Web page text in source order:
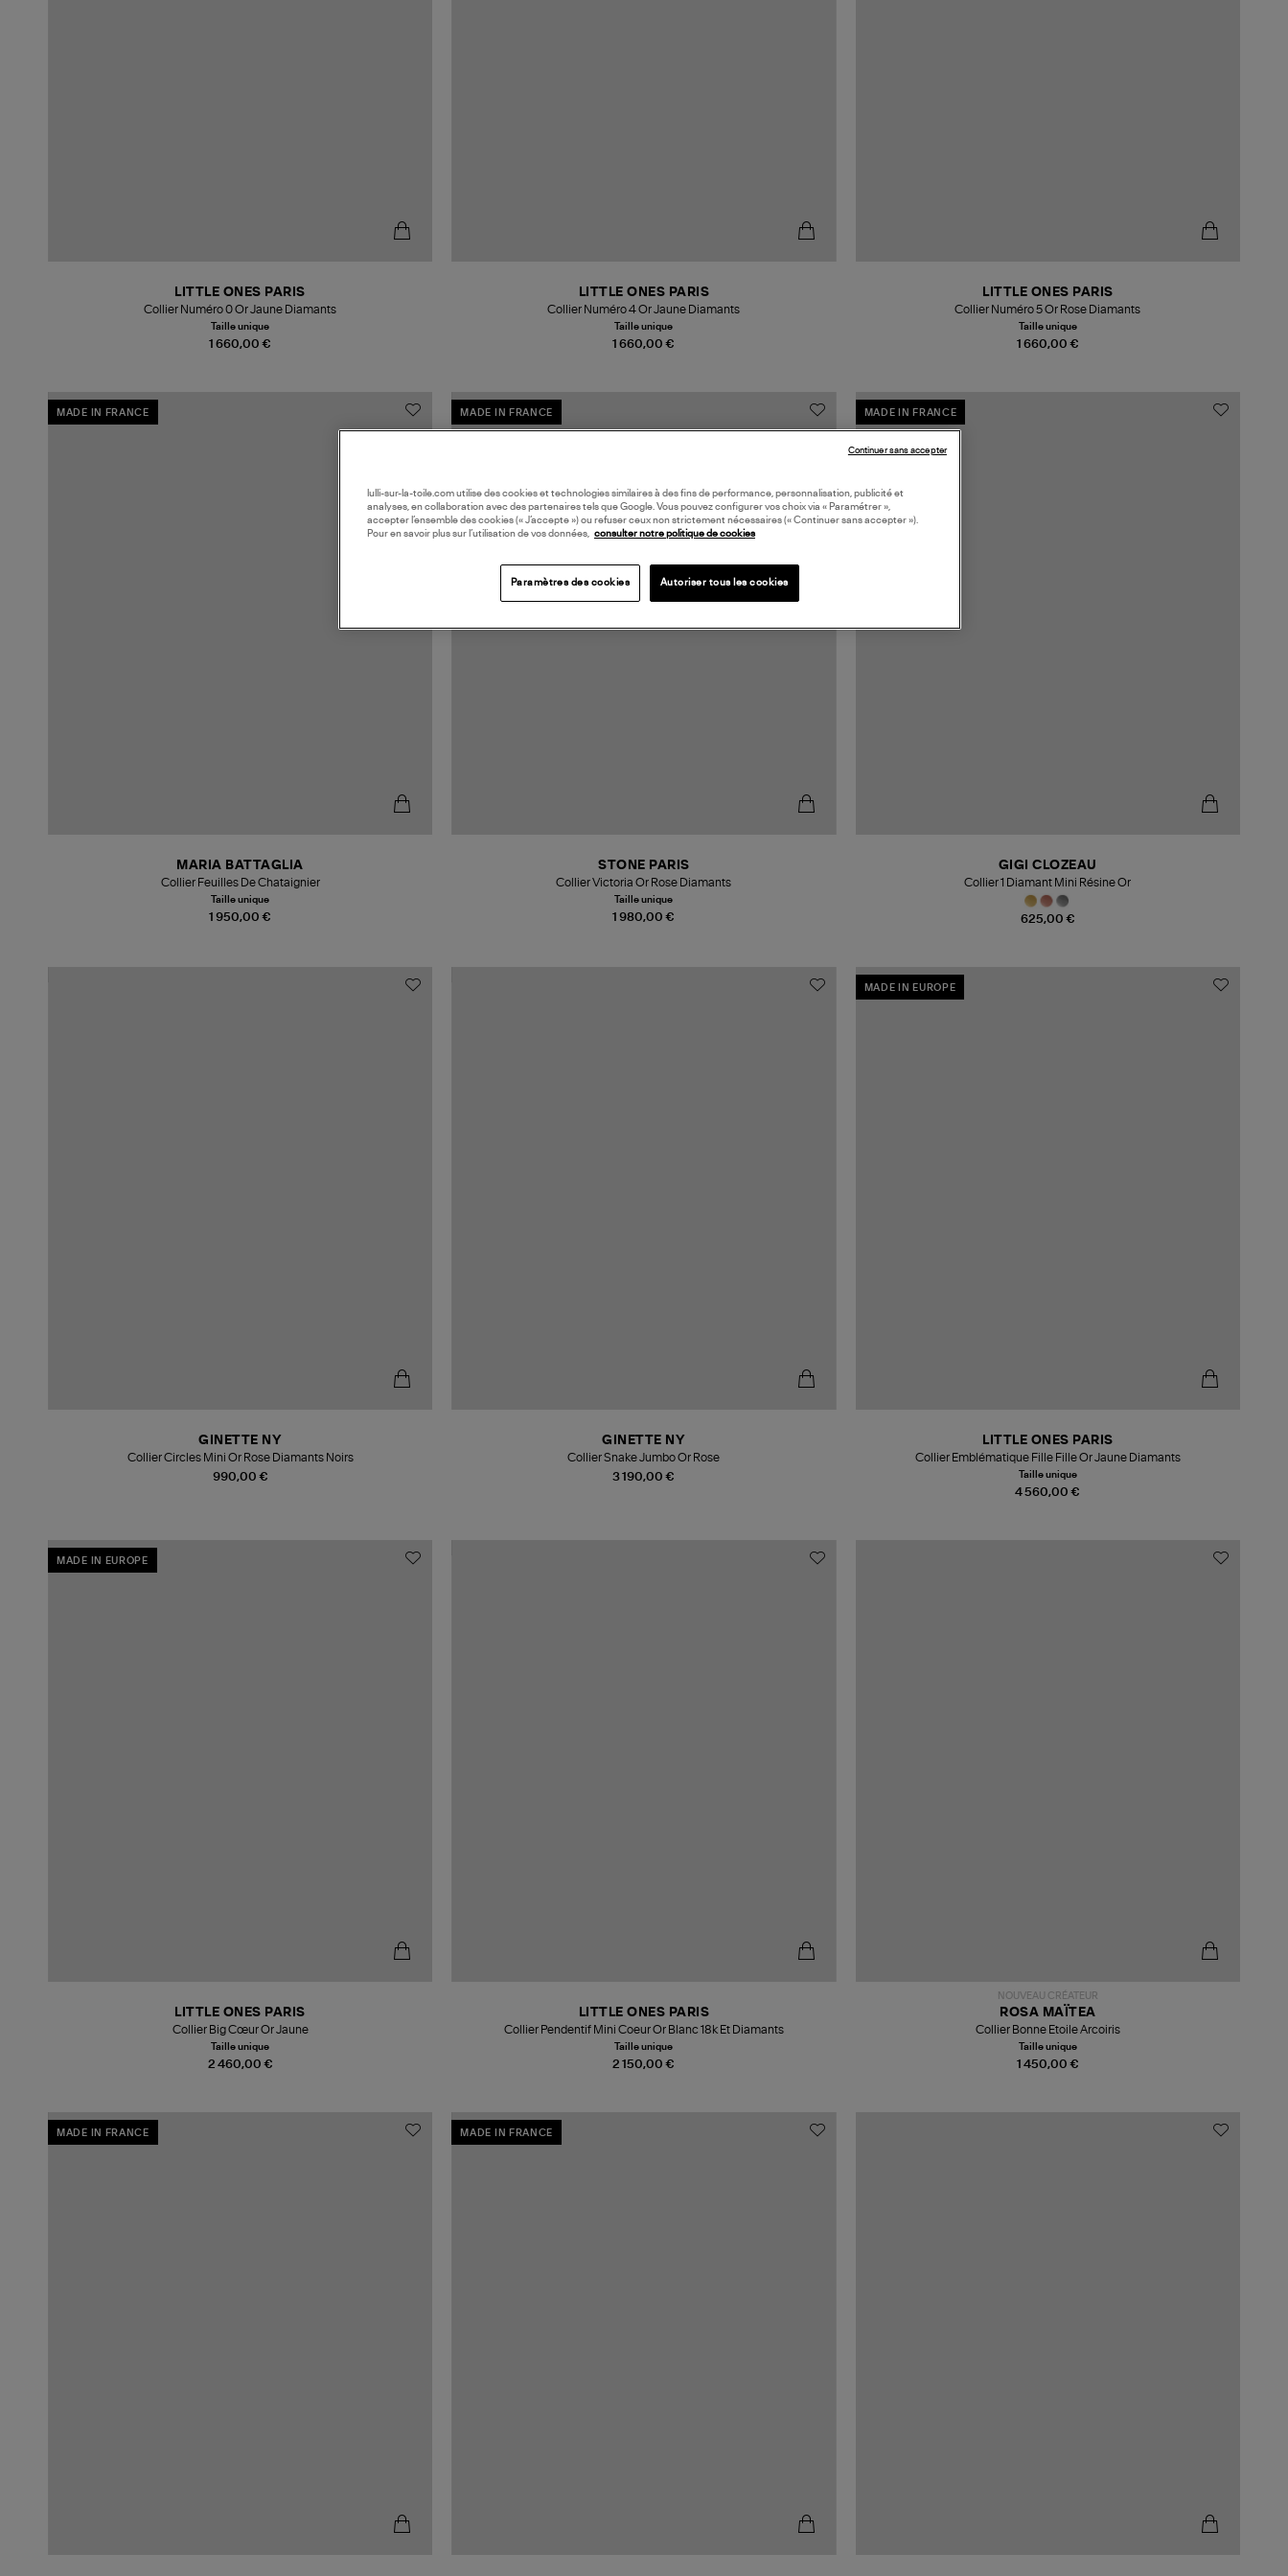
1 660,00 €
LITTLE ONES PARIS
Collier Numéro 0 Or Jaune Diamants
Taille unique
1 660,00 €
LITTLE ONES PARIS
Collier Numéro 4 Or Jaune Diamants
Taille unique
1 660,00 €
LITTLE ONES PARIS
Collier Numéro 5 Or Rose Diamants
Taille unique
MADE IN FRANCE
1 950,00 €
MARIA BATTAGLIA
Collier Feuilles De Chataignier
Taille unique
MADE IN FRANCE
1 980,00 €
STONE PARIS
Collier Victoria Or Rose Diamants
Taille unique
MADE IN FRANCE
625,00 €
GIGI CLOZEAU
Collier 1 Diamant Mini Résine Or
990,00 €
GINETTE NY
Collier Circles Mini Or Rose Diamants Noirs
3 190,00 €
GINETTE NY
Collier Snake Jumbo Or Rose
MADE IN EUROPE
4 560,00 €
LITTLE ONES PARIS
Collier Emblématique Fille Fille Or Jaune Diamants
Taille unique
MADE IN EUROPE
2 460,00 €
LITTLE ONES PARIS
Collier Big Cœur Or Jaune
Taille unique
2 150,00 €
LITTLE ONES PARIS
Collier Pendentif Mini Coeur Or Blanc 18k Et Diamants
Taille unique
NOUVEAU CRÉATEUR
1 450,00 €
ROSA MAÏTEA
Collier Bonne Etoile Arcoiris
Taille unique
MADE IN FRANCE MADE IN FRANCE
lulli-sur-la-toile.com utilise des cookies et technologies similaires à des fins de performance, personnalisation, publicité et
analyses, en collaboration avec des partenaires tels que Google. Vous pouvez configurer vos choix via « Paramétrer »,
accepter l’ensemble des cookies (« J’accepte ») ou refuser ceux non strictement nécessaires (« Continuer sans accepter »).
Pour en savoir plus sur l’utilisation de vos données, consulter notre politique de cookies
Paramètres des cookies Autoriser tous les cookies
Continuer sans accepter